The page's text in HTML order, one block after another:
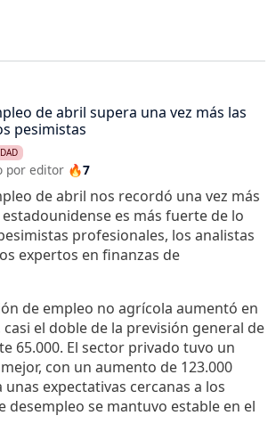
de abril supera una vez más las
pesimistas
por editor 🔥7
de abril nos recordó una vez más
es más fuerte de lo
profesionales, los analistas
expertos en finanzas de
de empleo no agrícola aumentó en
casi el doble de la previsión general de
65.000. El sector privado tuvo un
con un aumento de 123.000
expectativas cercanas a los
desempleo se mantuvo estable en el